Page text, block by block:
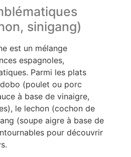
sinigang)
est un mélange
espagnoles,
Parmi les plats
(poulet ou porc
à base de vinaigre,
le lechon (cochon de
(soupe aigre à base de
pour découvrir